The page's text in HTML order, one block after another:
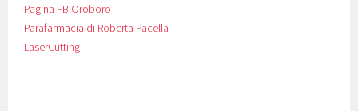
Pagina FB Oroboro
Parafarmacia di Roberta Pacella
LaserCutting